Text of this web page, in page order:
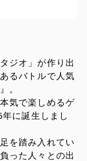
ジオ」が作り出
るバトルで人気
。
気で楽しめるゲ
に誕生しまし
を踏み入れてい
った人々との出